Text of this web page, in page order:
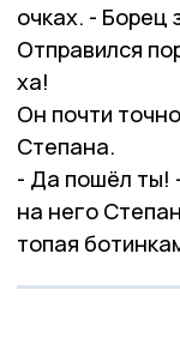
очках. - Борец
Отправился
ха!
Он почти
Степана.
- Да пошёл ты!
на него
топая